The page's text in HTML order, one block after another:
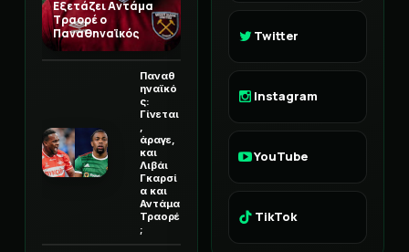
Εξετάζει Αντάμα
Τραορέ ο
Παναθηναϊκός
Παναθ
ηναϊκό
ς:
Γίνεται
άραγε,
και
Λιβάι
Γκαρσί
α και
Αντάμα
Τραορέ
;
Twitter
Instagram
YouTube
TikTok